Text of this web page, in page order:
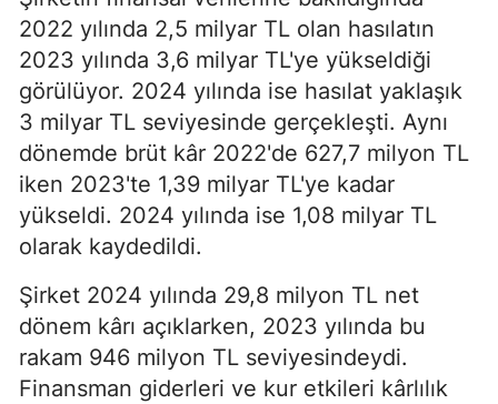
2022 yılında 2,5 milyar TL olan hasılatın
2023 yılında 3,6 milyar TL'ye yükseldiği
görülüyor. 2024 yılında ise hasılat yaklaşık
3 milyar TL seviyesinde gerçekleşti. Aynı
dönemde brüt kâr 2022'de 627,7 milyon TL
iken 2023'te 1,39 milyar TL'ye kadar
yükseldi. 2024 yılında ise 1,08 milyar TL
olarak kaydedildi.
Şirket 2024 yılında 29,8 milyon TL net
dönem kârı açıklarken, 2023 yılında bu
rakam 946 milyon TL seviyesindeydi.
Finansman giderleri ve kur etkileri kârlılık